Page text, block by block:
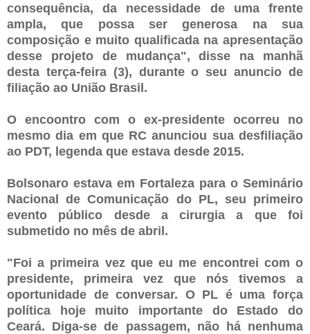
consequência, da necessidade de uma frente
ampla, que possa ser generosa na sua
composição e muito qualificada na apresentação
desse projeto de mudança", disse na manhã
desta terça-feira (3), durante o seu anuncio de
filiação ao União Brasil.
O encoontro com o ex-presidente ocorreu no
mesmo dia em que RC anunciou sua desfiliação
ao PDT, legenda que estava desde 2015.
Bolsonaro estava em Fortaleza para o Seminário
Nacional de Comunicação do PL, seu primeiro
evento público desde a cirurgia a que foi
submetido no mês de abril.
"Foi a primeira vez que eu me encontrei com o
presidente, primeira vez que nós tivemos a
oportunidade de conversar. O PL é uma força
política hoje muito importante do Estado do
Ceará. Diga-se de passagem, não há nenhuma